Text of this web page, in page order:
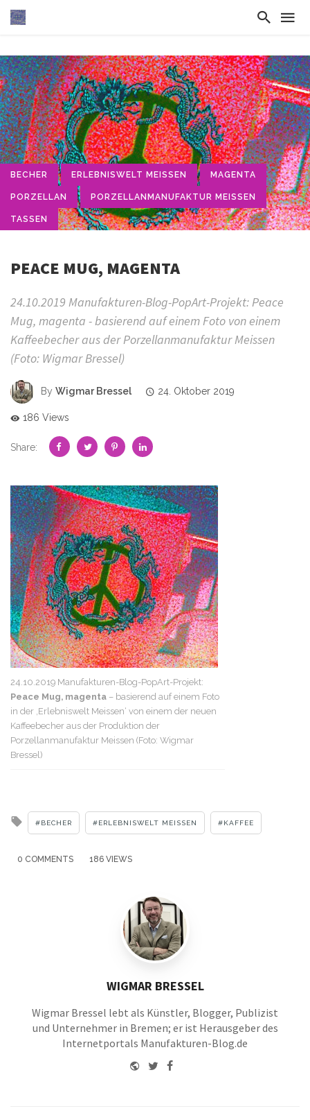
BECHER ERLEBNISWELT MEISSEN MAGENTA
PORZELLAN PORZELLANMANUFAKTUR MEISSEN
TASSEN
PEACE MUG, MAGENTA
24.10.2019 Manufakturen-Blog-PopArt-Projekt: Peace
Mug, magenta - basierend auf einem Foto von einem
Kaffeebecher aus der Porzellanmanufaktur Meissen
(Foto: Wigmar Bressel)
By Wigmar Bressel 24. Oktober 2019
186 Views
Share:
24.10.2019 Manufakturen-Blog-PopArt-Projekt:
Peace Mug, magenta – basierend auf einem Foto
in der ‚Erlebniswelt Meissen‘ von einem der neuen
Kaffeebecher aus der Produktion der
Porzellanmanufaktur Meissen (Foto: Wigmar
Bressel)
Tagged
BECHER ERLEBNISWELT MEISSEN KAFFEE
0 COMMENTS 186 VIEWS
WIGMAR BRESSEL
Wigmar Bressel lebt als Künstler, Blogger, Publizist
und Unternehmer in Bremen; er ist Herausgeber des
Internetportals Manufakturen-Blog.de
WebsiteTwitterFacebook